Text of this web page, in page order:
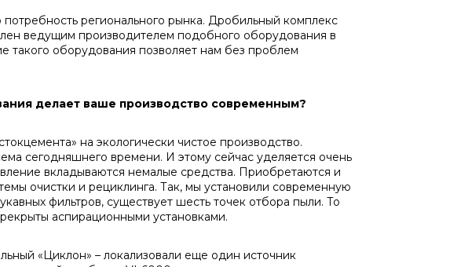
регионального рынка. Дробильный комплекс
ведущим производителем подобного оборудования в
оборудования позволяет нам без проблем
делает ваше производство современным?
на экологически чистое производство.
сегодняшнего времени. И этому сейчас уделяется очень
вкладываются немалые средства. Приобретаются и
очистки и рециклинга. Так, мы установили современную
фильтров, существует шесть точек отбора пыли. То
аспирационными установками.
«Циклон» – локализовали еще один источник